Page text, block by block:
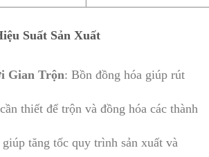
Suất Sản Xuất
Gian Trộn: Bồn đồng hóa giúp rút
thiết để trộn và đồng hóa các thành
tăng tốc quy trình sản xuất và